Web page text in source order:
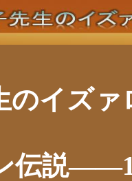
のイズ
伝説